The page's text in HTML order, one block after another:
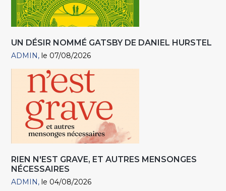
UN DÉSIR NOMMÉ GATSBY DE DANIEL HURSTEL
ADMIN le 07/08/2026
RIEN N'EST GRAVE, ET AUTRES MENSONGES
NÉCESSAIRES
ADMIN le 04/08/2026